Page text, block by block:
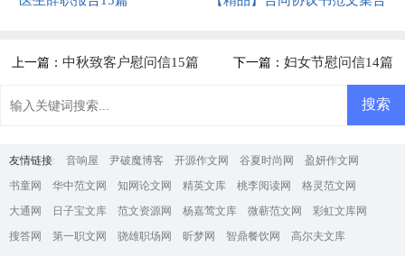
上一篇：中秋致客户慰问信15篇 下一篇： 妇女节慰问信14篇
友情链接: 音响屋 尹破魔博客 开源作文网 谷夏时尚网
盈妍作文网
书童网
华中范文网 知网论文网 精英文库 桃李阅读网
格灵范文网
大通网
日子宝文库 范文资源网 杨嘉莺文库 微蕲范文网
彩虹文库网
搜答网
第一职文网 骁雄职场网 昕梦网 智鼎餐饮网
高尔夫文库